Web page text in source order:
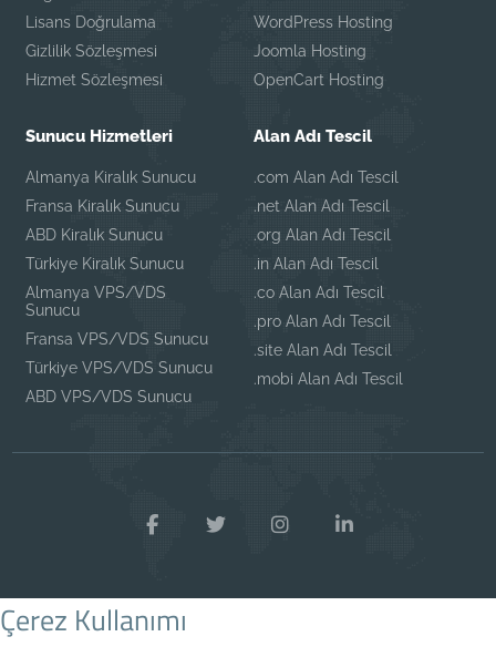
Lisans Doğrulama
Gizlilik Sözleşmesi
Hizmet Sözleşmesi
WordPress Hosting
Joomla Hosting
OpenCart Hosting
Sunucu Hizmetleri
Almanya Kiralık Sunucu
Fransa Kiralık Sunucu
ABD Kiralık Sunucu
Türkiye Kiralık Sunucu
Almanya VPS/VDS
Sunucu
Fransa VPS/VDS Sunucu
Türkiye VPS/VDS Sunucu
ABD VPS/VDS Sunucu
Alan Adı Tescil
.com Alan Adı Tescil
.net Alan Adı Tescil
.org Alan Adı Tescil
.in Alan Adı Tescil
.co Alan Adı Tescil
.pro Alan Adı Tescil
.site Alan Adı Tescil
.mobi Alan Adı Tescil
Çerez Kullanımı